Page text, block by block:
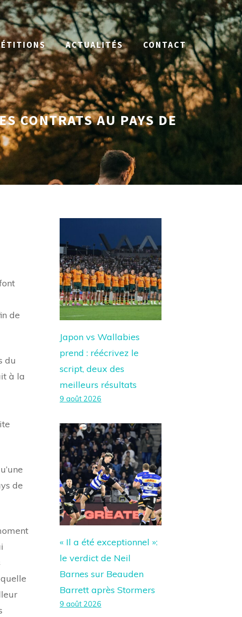
ACTUALITÉS CONTACT
CONTRATS AU PAYS DE
de
du
à la
de
Japon vs Wallabies
prend : réécrivez le
script, deux des
meilleurs résultats
9 août 2026
« Il a été exceptionnel »:
le verdict de Neil
Barnes sur Beauden
Barrett après Stormers
9 août 2026